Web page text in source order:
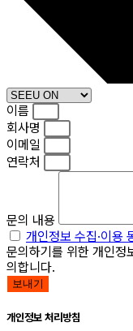
이름
회사명
이메일
연락처
문의 내용
개인정보 수집·이용
문의하기를 위한 개인정
의합니다.
보내기
개인정보 처리방침